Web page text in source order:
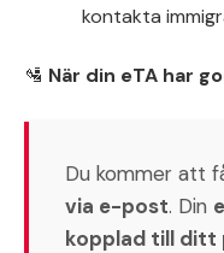
kontakta
🛂 När din eTA har
Du kommer att
via e-post. Din
kopplad till ditt